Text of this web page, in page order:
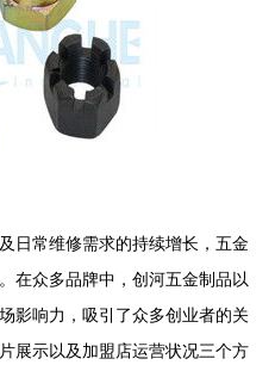
日常维修需求的持续增长，五金
在众多品牌中，创河五金制品以
影响力，吸引了众多创业者的关
展示以及加盟店运营状况三个方